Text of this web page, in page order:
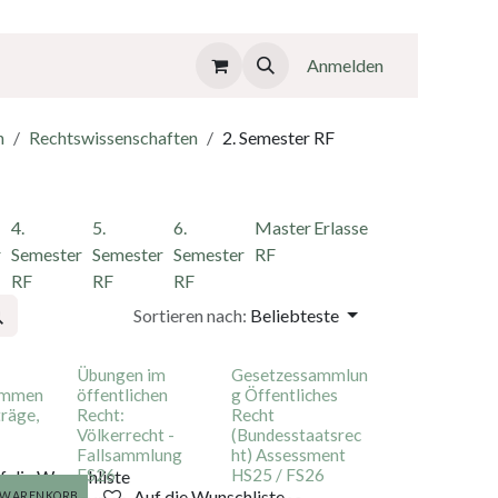
Anmelden
Rechtswissenschaften 2. Semester RF
4.
Semester
RF
5.
Semester
RF
6.
Semester
RF
Master
RF
Erlasse
Sortieren nach: Beliebteste
die Wunschliste
Übungen im
öffentlichen
Recht:
Völkerrecht -
Fallsammlung
FS26
Gesetzessammlun
g Öffentliches
Recht
(Bundesstaatsrec
ht) Assessment
HS25 / FS26